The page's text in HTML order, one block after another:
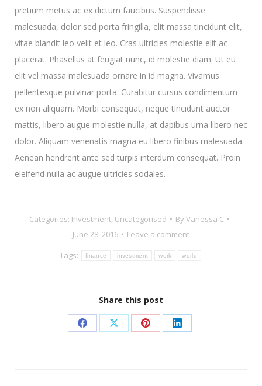
pretium metus ac ex dictum faucibus. Suspendisse
malesuada, dolor sed porta fringilla, elit massa tincidunt elit,
vitae blandit leo velit et leo. Cras ultricies molestie elit ac
placerat. Phasellus at feugiat nunc, id molestie diam. Ut eu
elit vel massa malesuada ornare in id magna. Vivamus
pellentesque pulvinar porta. Curabitur cursus condimentum
ex non aliquam. Morbi consequat, neque tincidunt auctor
mattis, libero augue molestie nulla, at dapibus urna libero nec
dolor. Aliquam venenatis magna eu libero finibus malesuada.
Aenean hendrerit ante sed turpis interdum consequat. Proin
eleifend nulla ac augue ultricies sodales.
Categories: Investment, Uncategorised By Vanessa C
June 28, 2016
Leave a comment
Tags:
finance investment work world
Share this post
Share Share Share Share